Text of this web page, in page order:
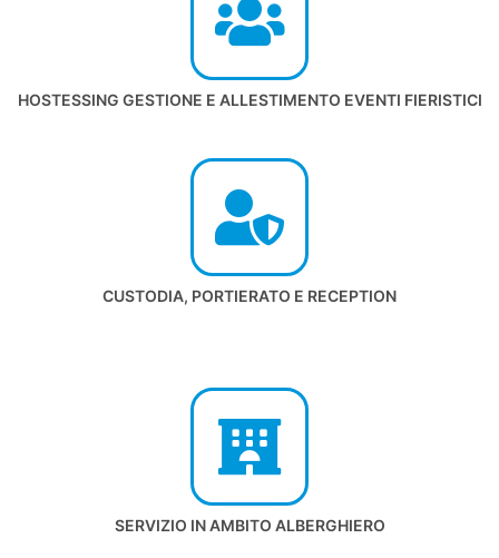
HOSTESSING GESTIONE E ALLESTIMENTO EVENTI FIERISTICI
CUSTODIA, PORTIERATO E RECEPTION
SERVIZIO IN AMBITO ALBERGHIERO